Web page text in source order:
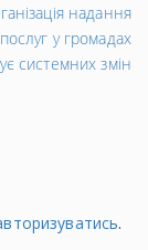
надання
у громадах
системних змін
.